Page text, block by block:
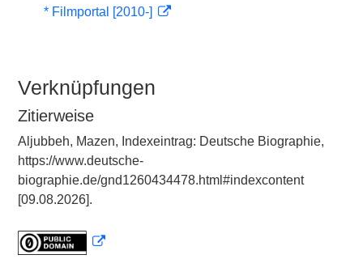
* Filmportal [2010-]
Verknüpfungen
Zitierweise
Aljubbeh, Mazen, Indexeintrag: Deutsche Biographie,
https://www.deutsche-
biographie.de/gnd1260434478.html#indexcontent
[09.08.2026].